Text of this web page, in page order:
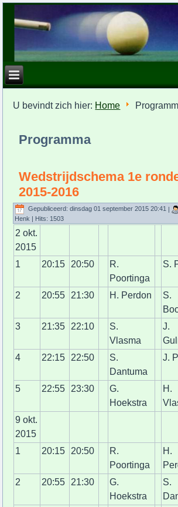
U bevindt zich hier: Home
Programma
Wedstrijdschema 1e
2015-2016
Gepubliceerd: dinsdag 01 september 2015 20:41 |
Henk | Hits: 1503
2 okt.
2015
1 20:15 20:50
R.
Poortinga
S.
2 20:55 21:30 H. Perdon
S.
3 21:35 22:10
S.
Vlasma
J.
4 22:15 22:50
S.
Dantuma
J.
5 22:55 23:30
G.
Hoekstra
H.
9 okt.
2015
1
20:15 20:50
R.
Poortinga
H.
2 20:55 21:30
G.
Hoekstra
S.